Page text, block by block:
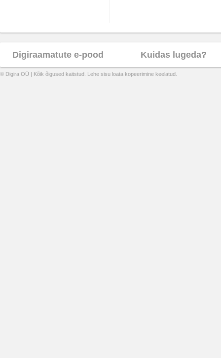
Digiraamatute e-pood Kuidas lugeda?
© Digira OÜ | Kõik õigused kaitstud. Lehe sisu loata kopeerimine keelatud.